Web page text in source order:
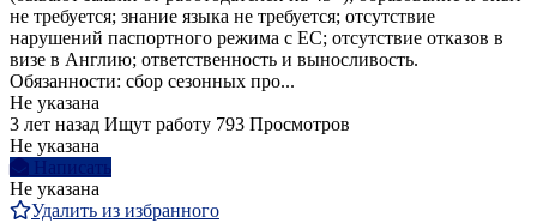
не требуется; знание языка не требуется; отсутствие
нарушений паспортного режима с ЕС; отсутствие отказов в
визе в Англию; ответственность и выносливость.
Обязанности: сбор сезонных про...
Не указана
3 лет назад Ищут работу 793 Просмотров
Не указана
Написать
Не указана
Удалить из избранного